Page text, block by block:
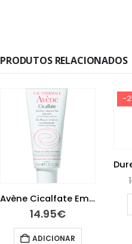
PRODUTOS RELACIONADOS
Avène Cicalfate Emulsão 40 ml
14.95€
ADICIONAR
-